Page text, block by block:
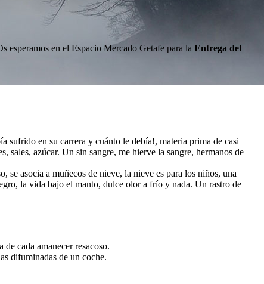
esperamos en el Espacio Mercado Getafe para la Entrega del
sufrido en su carrera y cuánto le debía!, materia prima de casi
sales, azúcar. Un sin sangre, me hierve la sangre, hermanos de
se asocia a muñecos de nieve, la nieve es para los niños, una
la vida bajo el manto, dulce olor a frío y nada. Un rastro de
cada amanecer resacoso.
difuminadas de un coche.